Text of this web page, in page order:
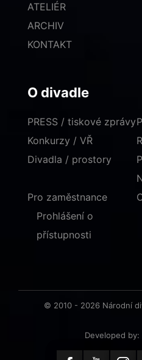
ATELIÉR
ARCHIV
KONTAKT
O divadle
PRESS / tiskové zprávy
Konkurzy / VŘ
Divadla / prostory
Pro zaměstnance
Prohlášení o
přístupnosti
© 2010 - 2026 Národní
Developed by: